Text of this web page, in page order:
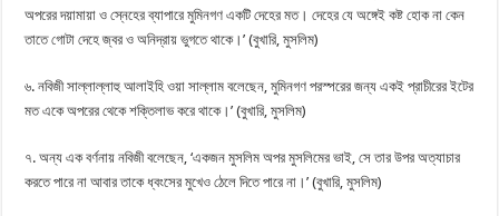
অপরের দয়ামায়া ও স্নেহের ব্যাপারে মুমিনগণ একটি দেহের মত। দেহের যে অঙ্গেই কষ্ট হোক না কেন
তাতে গোটা দেহে জ্বর ও অনিদ্রায় ভুগতে থাকে।’ (বুখারি, মুসলিম)
৬. নবিজী সাল্লাল্লাহু আলাইহি ওয়া সাল্লাম বলেছেন, মুমিনগণ পরস্পরের জন্য একই প্রাচীরের ইটের
মত একে অপরের থেকে শক্তিলাভ করে থাকে।’ (বুখারি, মুসলিম)
৭. অন্য এক বর্ণনায় নবিজী বলেছেন, ‘একজন মুসলিম অপর মুসলিমের ভাই, সে তার উপর অত্যাচার
করতে পারে না আবার তাকে ধ্বংসের মুখেও ঠেলে দিতে পারে না।’ (বুখারি, মুসলিম)